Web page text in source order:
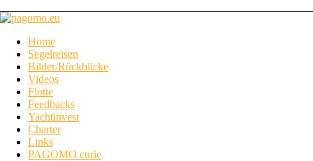
Home
Segelreisen
Bilder/Rückblicke
Videos
Flotte
Feedbacks
Yachtinvest
Charter
Links
PAGOMO curie